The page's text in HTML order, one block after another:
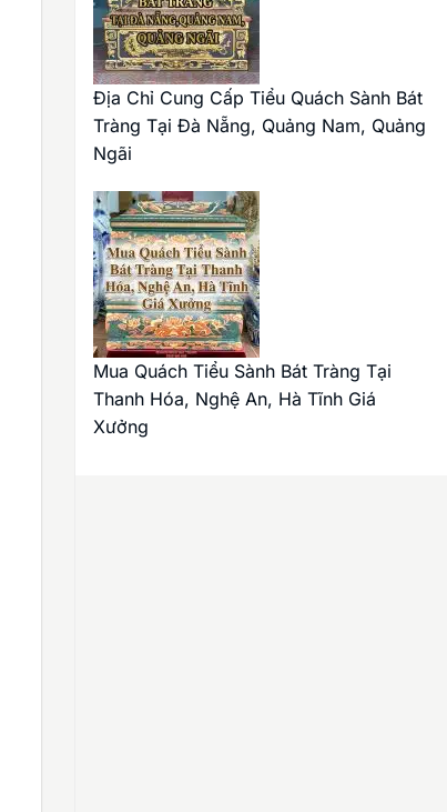
Địa Chỉ Cung Cấp Tiểu Quách Sành Bát
Tràng Tại Đà Nẵng, Quảng Nam, Quảng
Ngãi
Mua Quách Tiểu Sành Bát Tràng Tại
Thanh Hóa, Nghệ An, Hà Tĩnh Giá
Xưởng